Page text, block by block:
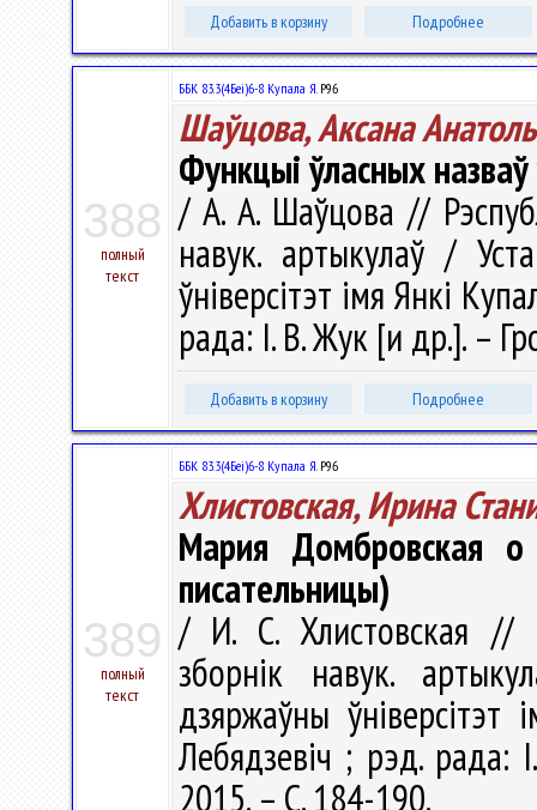
Добавить в корзину Подробнее
388
полный
текст
ББК 83.3(4Беі)6-8 Купала Я.Р96
Шаўцова, Аксана
Функцыі ўласных назваў
/ А. А. Шаўцова //
навук. артыкулаў /
ўніверсітэт імя Янкі
рада: І. В. Жук [и др.]. –
Добавить в корзину Подробнее
389
полный
текст
ББК 83.3(4Беі)6-8 Купала Я.Р96
Хлистовская, Ирина
Мария Домбровская о
писательницы)
/ И. С. Хлистовская //
зборнік навук.
дзяржаўны
Лебядзевіч ; рэд.
2015. – С. 184-190.